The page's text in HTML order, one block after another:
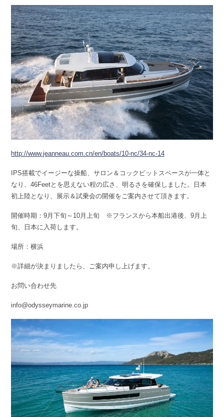
http://www.jeanneau.com.cn/en/boats/10-nc/34-nc-14
IPS搭載でイージーな操船、サロン＆コックピットスペースが一体と
なり、46Feetとを思えない程の広さ、明るさを確保しました。日本
初上陸となり、展示＆試乗会の開催をご案内させて頂きます。
開催時期：9月下旬～10月上旬 ※フランスから本船出港後、9月上
旬、日本に入荷します。
場所：横浜
※詳細が決まりましたら、ご案内申し上げます。
お問い合わせ先
info@odysseymarine.co.jp